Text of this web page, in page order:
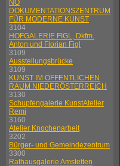
NÖ
DOKUMENTATIONSZENTRUM
FÜR MODERNE KUNST
3104
HOFGALERIE FIGL, Dkfm.
Anton und Florian Figl
3109
Ausstellungsbrücke
3109
KUNST IM ÖFFENTLICHEN
RAUM NIEDERÖSTERREICH
3130
Schupfengalerie KunstAtelier
Remi
3160
Atelier Knochenarbeit
3202
Bürger- und Gemeindezentrum
3300
Rathausgalerie Amstetten